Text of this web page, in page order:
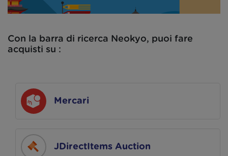
Con la barra di ricerca Neokyo, puoi fare
acquisti su :
Mercari
JDirectItems Auction